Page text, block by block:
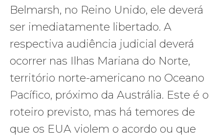
Belmarsh, no Reino Unido, ele deverá
ser imediatamente libertado. A
respectiva audiência judicial deverá
ocorrer nas Ilhas Mariana do Norte,
território norte-americano no Oceano
Pacífico, próximo da Austrália. Este é o
roteiro previsto, mas há temores de
que os EUA violem o acordo ou que